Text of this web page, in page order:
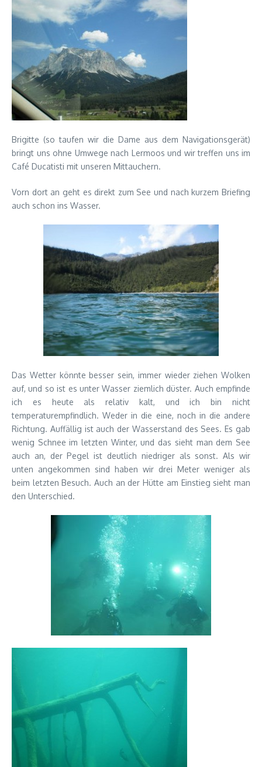
Brigitte (so taufen wir die Dame aus dem Navigationsgerät)
bringt uns ohne Umwege nach Lermoos und wir treffen uns im
Café Ducatisti mit unseren Mittauchern.
Vorn dort an geht es direkt zum See und nach kurzem Briefing
auch schon ins Wasser.
Das Wetter könnte besser sein, immer wieder ziehen Wolken
auf, und so ist es unter Wasser ziemlich düster. Auch empfinde
ich es heute als relativ kalt, und ich bin nicht
temperaturempfindlich. Weder in die eine, noch in die andere
Richtung. Auffällig ist auch der Wasserstand des Sees. Es gab
wenig Schnee im letzten Winter, und das sieht man dem See
auch an, der Pegel ist deutlich niedriger als sonst. Als wir
unten angekommen sind haben wir drei Meter weniger als
beim letzten Besuch. Auch an der Hütte am Einstieg sieht man
den Unterschied.